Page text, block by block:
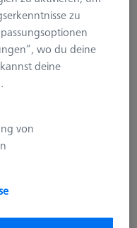
-
zu
wo du deine
deine
von